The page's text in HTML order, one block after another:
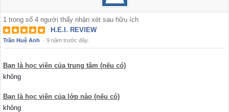
1 trong số 4 người thấy nhận xét sau hữu ích
H.E.I. REVIEW
Trần Huệ Anh · 9 năm trước đây.
Bạn là học viên của trung tâm (nếu có)
không
Bạn là học viên của lớp nào (nếu có)
không